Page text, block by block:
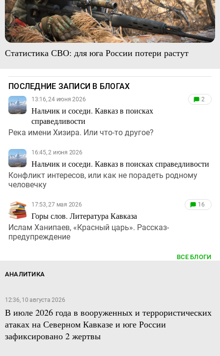
Статистика СВО: для юга России потери растут
ПОСЛЕДНИЕ ЗАПИСИ В БЛОГАХ
13:16, 24 июня 2026
Нальчик и соседи. Кавказ в поисках
справедливости
2
Река имени Хизира. Или что-то другое?
16:45, 2 июня 2026
Нальчик и соседи. Кавказ в поисках справедливости
Конфликт интересов, или как не порадеть родному
человечку
17:53, 27 мая 2026
Горы слов. Литература Кавказа
16
Ислам Ханипаев, «Красный царь». Рассказ-
предупреждение
ВСЕ БЛОГИ
АНАЛИТИКА
12:36, 10 августа 2026
В июле 2026 года в вооруженных и террористических
атаках на Северном Кавказе и юге России
зафиксировано 2 жертвы